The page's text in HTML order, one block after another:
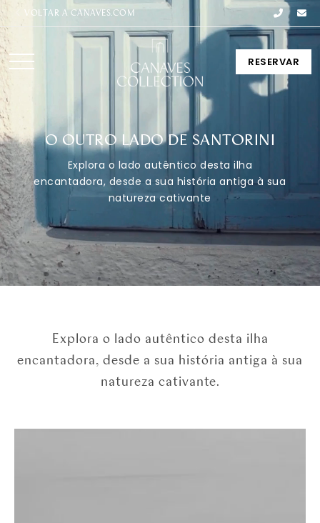
VOLTAR A CANAVES.COM
RESERVAR
O OUTRO LADO DE SANTORINI
Explora o lado autêntico desta ilha
encantadora, desde a sua história antiga à sua
natureza cativante
Explora o lado autêntico desta ilha
encantadora, desde a sua história antiga à sua
natureza cativante.